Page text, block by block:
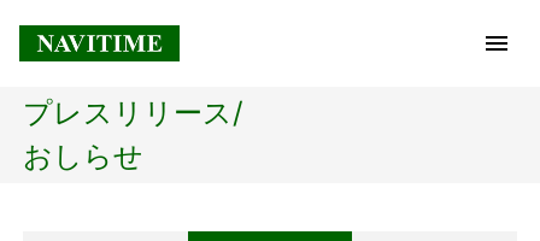
トップページ
プレスリリース/
おしらせ